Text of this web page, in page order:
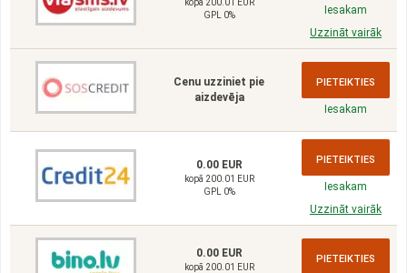
kopā 200.01 EUR
GPL 0%
Iesakam
Uzzināt vairāk
Cenu uzziniet pie
aizdevēja
PIETEIKTIES
Iesakam
0.00 EUR
kopā 200.01 EUR
GPL 0%
PIETEIKTIES
Iesakam
Uzzināt vairāk
0.00 EUR
kopā 200.01 EUR
PIETEIKTIES